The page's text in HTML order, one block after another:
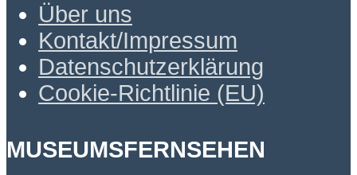
Über uns
Kontakt/Impressum
Datenschutzerklärung
Cookie-Richtlinie (EU)
MUSEUMSFERNSEHEN